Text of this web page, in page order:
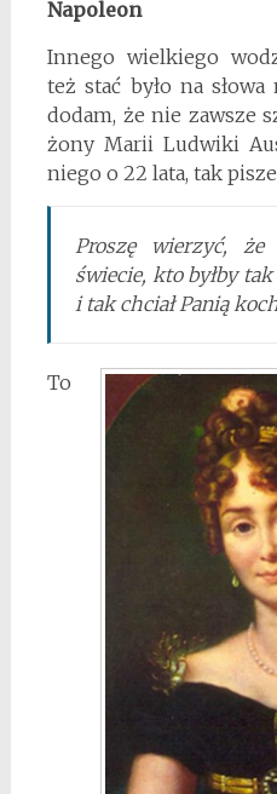
Napoleon
Innego wielkiego
też stać było na
dodam, że nie zawsze
żony Marii Ludwiki
niego o 22 lata, tak
Proszę wierzyć,
świecie, kto byłby
i tak chciał Panią
To